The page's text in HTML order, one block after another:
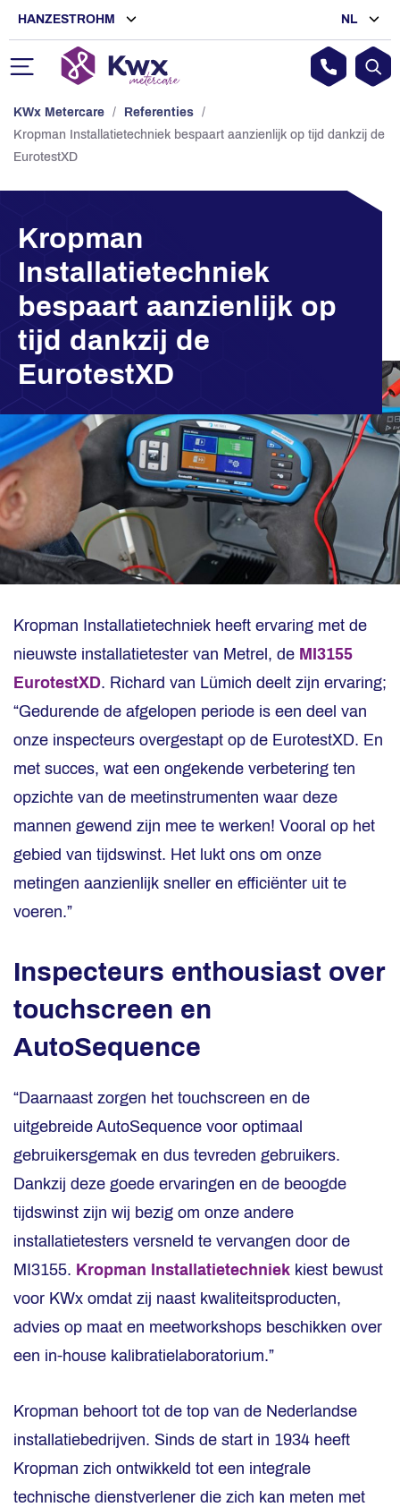
HANZESTROHM NL
KWx Metercare / Referenties /
Kropman Installatietechniek bespaart aanzienlijk op tijd dankzij de
EurotestXD
Kropman
Installatietechniek
bespaart aanzienlijk op
tijd dankzij de
EurotestXD
Kropman Installatietechniek heeft ervaring met de
nieuwste installatietester van Metrel, de MI3155
EurotestXD. Richard van Lümich deelt zijn ervaring;
“Gedurende de afgelopen periode is een deel van
onze inspecteurs overgestapt op de EurotestXD. En
met succes, wat een ongekende verbetering ten
opzichte van de meetinstrumenten waar deze
mannen gewend zijn mee te werken! Vooral op het
gebied van tijdswinst. Het lukt ons om onze
metingen aanzienlijk sneller en efficiënter uit te
voeren.”
Inspecteurs enthousiast over
touchscreen en
AutoSequence
“Daarnaast zorgen het touchscreen en de
uitgebreide AutoSequence voor optimaal
gebruikersgemak en dus tevreden gebruikers.
Dankzij deze goede ervaringen en de beoogde
tijdswinst zijn wij bezig om onze andere
installatietesters versneld te vervangen door de
MI3155. Kropman Installatietechniek kiest bewust
voor KWx omdat zij naast kwaliteitsproducten,
advies op maat en meetworkshops beschikken over
een in-house kalibratielaboratorium.”
Kropman behoort tot de top van de Nederlandse
installatiebedrijven. Sinds de start in 1934 heeft
Kropman zich ontwikkeld tot een integrale
technische dienstverlener die zich kan meten met